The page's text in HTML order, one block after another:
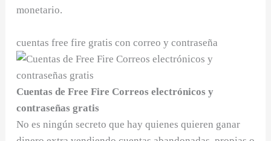
monetario.
cuentas free fire gratis con correo y contraseña
Cuentas de Free Fire Correos electrónicos y
contraseñas gratis
No es ningún secreto que hay quienes quieren ganar